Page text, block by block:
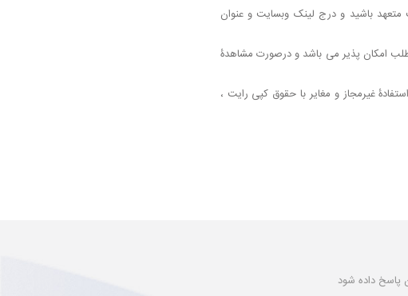
باشید و درج لینک وبسایت و عنوان
امکان پذیر می باشد و درصورت مشاهدۀ
غیرمجاز و مغایر با حقوق کپی رایت ،
پاسخ داده شود